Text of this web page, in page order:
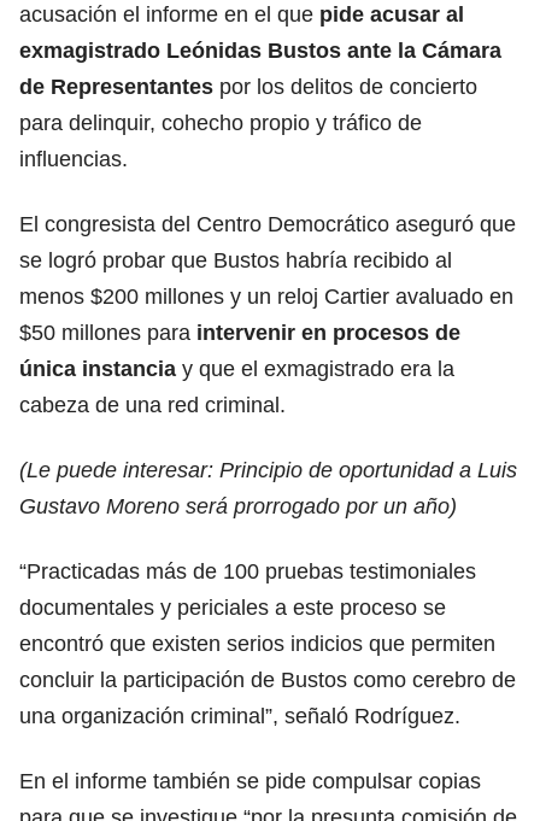
acusación el informe en el que pide acusar al
exmagistrado Leónidas Bustos ante la Cámara
de Representantes por los delitos de concierto
para delinquir, cohecho propio y tráfico de
influencias.
El congresista del Centro Democrático aseguró que
se logró probar que Bustos habría recibido al
menos $200 millones y un reloj Cartier avaluado en
$50 millones para intervenir en procesos de
única instancia y que el exmagistrado era la
cabeza de una red criminal.
(Le puede interesar: Principio de oportunidad a Luis
Gustavo Moreno será prorrogado por un año)
“Practicadas más de 100 pruebas testimoniales
documentales y periciales a este proceso se
encontró que existen serios indicios que permiten
concluir la participación de Bustos como cerebro de
una organización criminal”, señaló Rodríguez.
En el informe también se pide compulsar copias